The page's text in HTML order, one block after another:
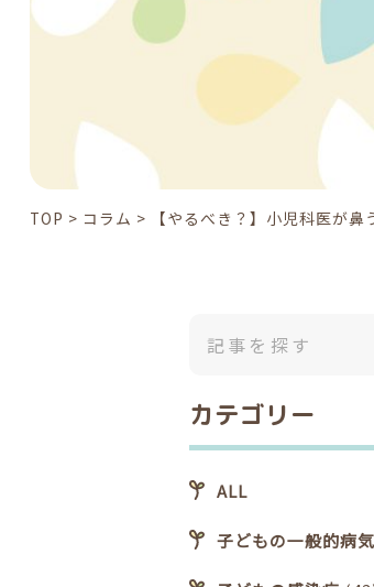
TOP > コラム > 【やるべき？】小児科医が
カテゴリー
ALL
子どもの一般的病気